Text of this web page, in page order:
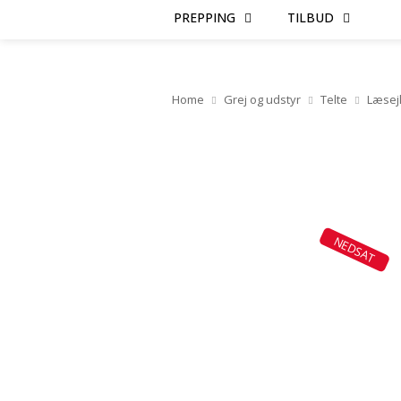
PREPPING TILBUD
Home Grej og udstyr Telte
NEDSAT